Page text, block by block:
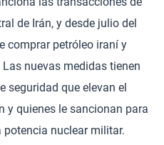
de Irán, y desde julio del
comprar petróleo iraní y
nuevas medidas tienen
seguridad que elevan el
y quienes le sancionan para
potencia nuclear militar.